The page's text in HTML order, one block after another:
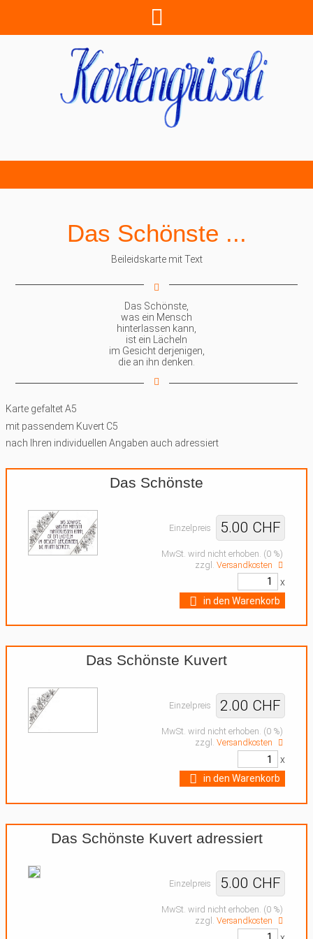
Das Schönste ...
Beileidskarte mit Text
Das Schönste,
was ein Mensch
hinterlassen kann,
ist ein Lächeln
im Gesicht derjenigen,
die an ihn denken.
Karte gefaltet A5
mit passendem Kuvert C5
nach Ihren individuellen Angaben auch adressiert
Das Schönste
Einzelpreis 5.00 CHF
MwSt. wird nicht erhoben. (0 %)
zzgl.Versandkosten
x
in den Warenkorb
Das Schönste Kuvert
Einzelpreis 2.00 CHF
MwSt. wird nicht erhoben. (0 %)
zzgl.Versandkosten
x
in den Warenkorb
Das Schönste Kuvert adressiert
Einzelpreis 5.00 CHF
MwSt. wird nicht erhoben. (0 %)
zzgl.Versandkosten